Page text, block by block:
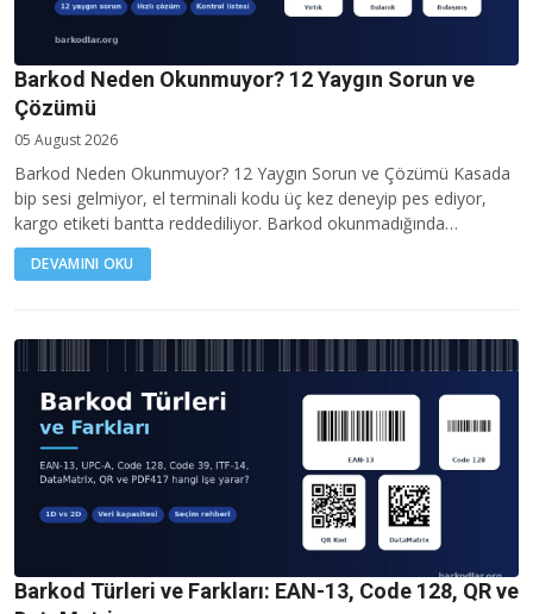
Barkod Neden Okunmuyor? 12 Yaygın Sorun ve
Çözümü
05 August 2026
Barkod Neden Okunmuyor? 12 Yaygın Sorun ve Çözümü Kasada
bip sesi gelmiyor, el terminali kodu üç kez deneyip pes ediyor,
kargo etiketi bantta reddediliyor. Barkod okunmadığında…
DEVAMINI OKU
Barkod Türleri ve Farkları: EAN-13, Code 128, QR ve